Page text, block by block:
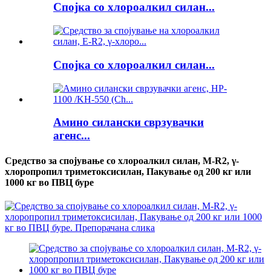
Спојка со хлороалкил силан...
Спојка со хлороалкил силан...
Амино силански сврзувачки
агенс...
Средство за спојување со хлороалкил силан, M-R2, γ-
хлоропропил триметоксисилан, Пакување од 200 кг или
1000 кг во ПВЦ буре